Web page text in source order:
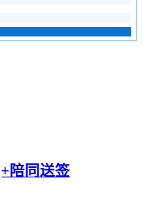
陪同送签